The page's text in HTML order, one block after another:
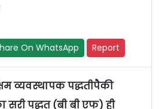
On WhatsApp Report
व्यवस्थापक पद्धतीपैकी
पद्धत (बी बी एफ) ही